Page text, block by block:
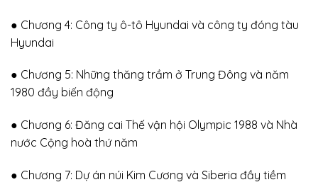
● Chương 4: Công ty ô-tô Hyundai và công ty đóng tàu
Hyundai
● Chương 5: Những thăng trầm ở Trung Đông và năm
1980 đầy biến động
● Chương 6: Đăng cai Thế vận hội Olympic 1988 và Nhà
nước Cộng hoà thứ năm
● Chương 7: Dự án núi Kim Cương và Siberia đầy tiềm